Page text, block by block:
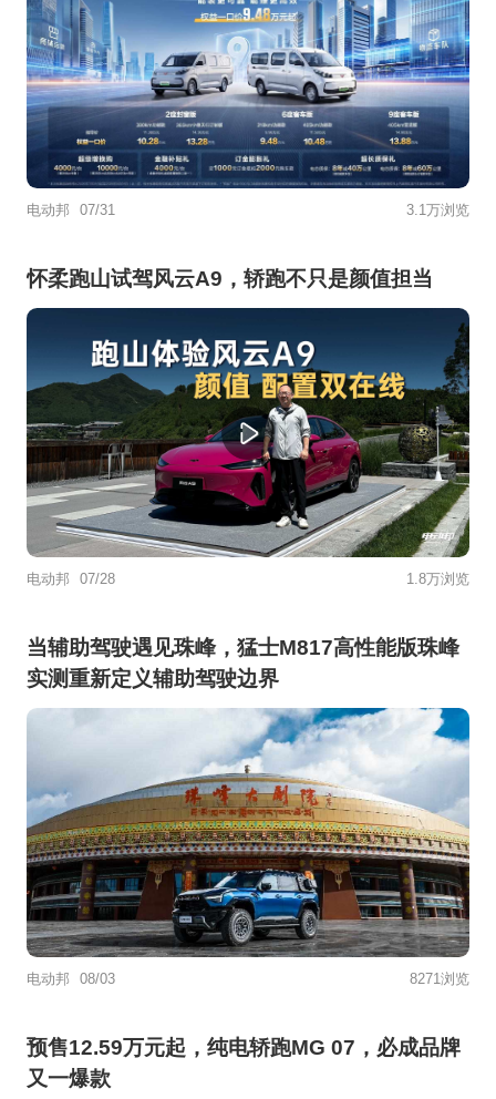
电动邦 07/31 3.1万浏览
怀柔跑山试驾风云A9，轿跑不只是颜值担当
电动邦 07/28 1.8万浏览
当辅助驾驶遇见珠峰，猛士M817高性能版珠峰
实测重新定义辅助驾驶边界
电动邦 08/03 8271浏览
预售12.59万元起，纯电轿跑MG 07，必成品牌
又一爆款